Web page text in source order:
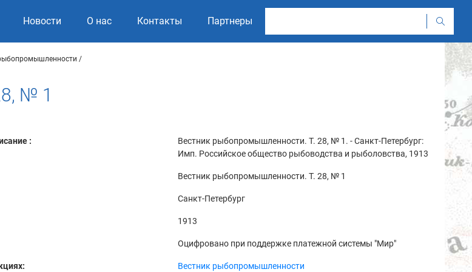
Новости О нас Контакты Партнеры
№ 1
:
Вестник рыбопромышленности. Т. 28, № 1. - Санкт-Петербург:
Имп. Российское общество рыбоводства и рыболовства, 1913
Вестник рыбопромышленности. Т. 28, № 1
Санкт-Петербург
1913
Оцифровано при поддержке платежной системы "Мир"
Вестник рыбопромышленности